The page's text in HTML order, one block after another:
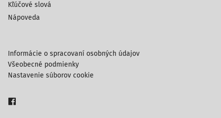
Kľúčové slová
Nápoveda
Informácie o spracovaní osobných údajov
Všeobecné podmienky
Nastavenie súborov cookie